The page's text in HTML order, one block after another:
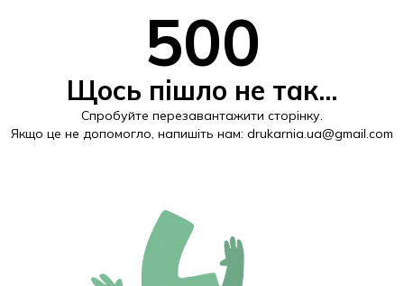
500
Щось пішло не так...
Спробуйте перезавантажити сторінку.
Якщо це не допомогло, напишіть нам: drukarnia.ua@gmail.com